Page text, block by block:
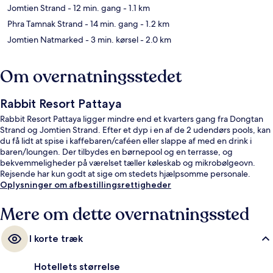
Jomtien Strand - 12 min. gang - 1.1 km
Phra Tamnak Strand - 14 min. gang - 1.2 km
Jomtien Natmarked - 3 min. kørsel- 2.0 km
Om overnatningsstedet
Rabbit Resort Pattaya
Rabbit Resort Pattaya ligger mindre end et kvarters gang fra Dongtan
Strand og Jomtien Strand. Efter et dyp i en af de 2 udendørs pools, kan
du få lidt at spise i kaffebaren/caféen eller slappe af med en drink i
baren/loungen. Der tilbydes en børnepool og en terrasse, og
bekvemmeligheder på værelset tæller køleskab og mikrobølgeovn.
Rejsende har kun godt at sige om stedets hjælpsomme personale.
Oplysninger om afbestillingsrettigheder
Mere om dette overnatningssted
I korte træk
Hotellets størrelse